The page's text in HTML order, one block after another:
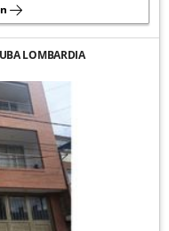
LOMBARDIA